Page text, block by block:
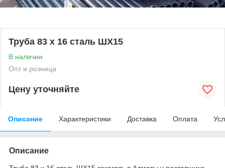
Труба 83 х 16 сталь ШХ15
В наличии
Опт и розница
Цену уточняйте
Описание Характеристики Доставка Оплата
Описание